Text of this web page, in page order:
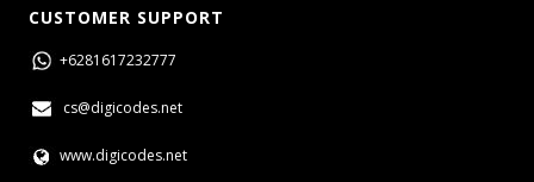
CUSTOMER SUPPORT
+6281617232777
cs@digicodes.net
www.digicodes.net